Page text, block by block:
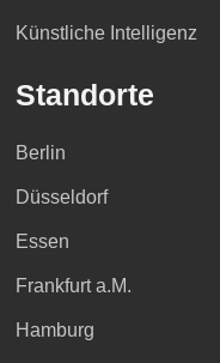
Künstliche Intelligenz
Standorte
Berlin
Düsseldorf
Essen
Frankfurt a.M.
Hamburg